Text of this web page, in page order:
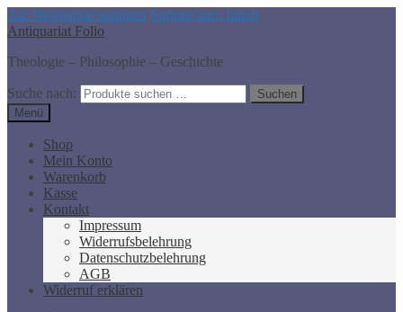
Zur Navigation springen Springe zum Inhalt
Antiquariat Folio
Theologie – Philosophie – Geschichte
Suche nach:
Suchen
Menü
Shop
Mein Konto
Warenkorb
Kasse
Kontakt
Impressum
Widerrufsbelehrung
Datenschutzbelehrung
AGB
Widerruf erklären